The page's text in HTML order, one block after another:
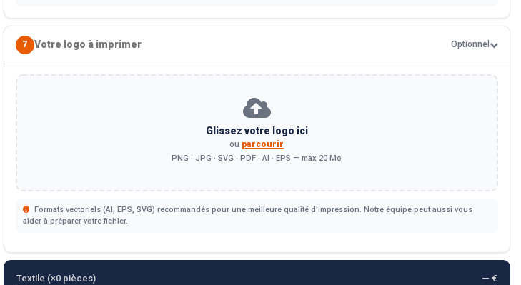
7 Votre logo à imprimer Optionnel
Glissez votre logo ici
ou parcourir
PNG · JPG · SVG · PDF · AI · EPS — max 20 Mo
Formats vectoriels (AI, EPS, SVG) recommandés pour une meilleure qualité d'impression. Notre équipe peut aussi vous
aider à préparer votre fichier.
Textile (×0pièces)
— €